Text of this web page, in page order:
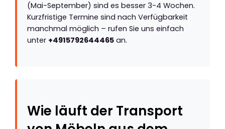
(Mai-September) sind es besser 3-4 Wochen.
Kurzfristige Termine sind nach Verfügbarkeit
manchmal möglich – rufen Sie uns einfach
unter +4915792644465 an.
Wie läuft der Transport